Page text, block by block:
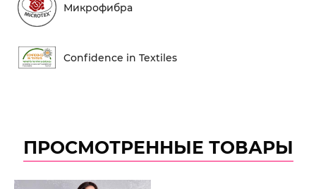
Микрофибра
Conf​idence in Textiles
ПРОСМОТРЕННЫЕ ТОВАРЫ